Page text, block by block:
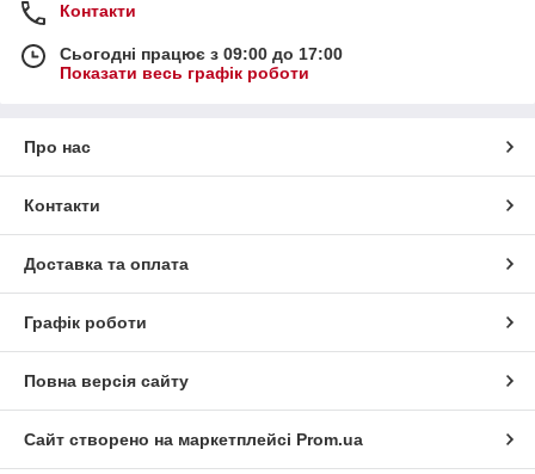
Контакти
Сьогодні працює з 09:00 до 17:00
Показати весь графік роботи
Про нас
Контакти
Доставка та оплата
Графік роботи
Повна версія сайту
Сайт створено на маркетплейсі Prom.ua